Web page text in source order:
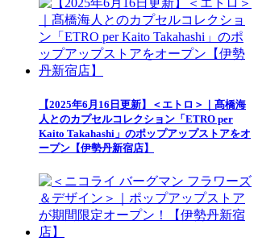
【2025年6月16日更新】＜エトロ＞｜髙橋海
人とのカプセルコレクション「ETRO per
Kaito Takahashi」のポップアップストアをオ
ープン【伊勢丹新宿店】